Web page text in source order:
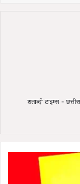
शताब्दी टाइम्स -